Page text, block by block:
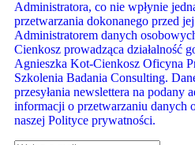
Administratora, co nie wpłynie
przetwarzania dokonanego przed
Administratorem danych
Cienkosz prowadząca działalność
Agnieszka Kot-Cienkosz Oficyna
Szkolenia Badania Consulting.
przesyłania newslettera na podany
informacji o przetwarzaniu danych
naszej Polityce prywatności.